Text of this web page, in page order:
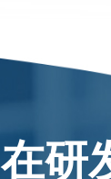
在研